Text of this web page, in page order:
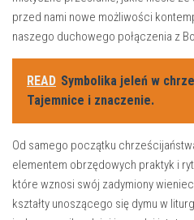
przed‍ nami nowe możliwości
naszego ⁤duchowego połączenia z
READ Symbolika jeleń w
Tajemnice i znaczenie.
Od⁢ samego ​początku
⁤elementem obrzędowych praktyk i
które wznosi⁢ swój‌ zadymiony
kształty⁢ unoszącego‍ się dymu w